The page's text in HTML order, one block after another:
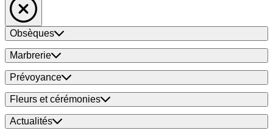
Obsèques
Marbrerie
Prévoyance
Fleurs et cérémonies
Actualités